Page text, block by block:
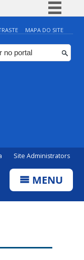
Simplifique!
BR
Participe
MAPA DO SITE
Site Administrators
MENU